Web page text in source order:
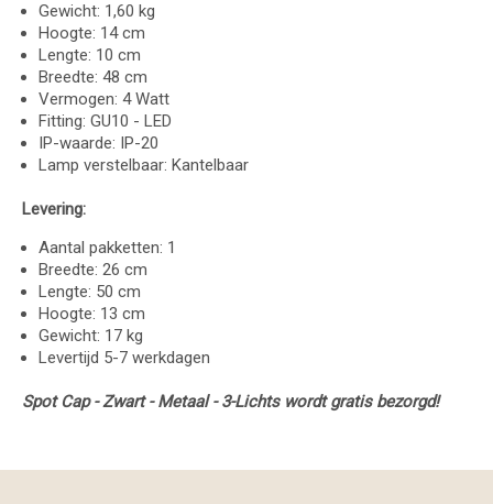
Gewicht: 1,60 kg
Hoogte: 14 cm
Lengte: 10 cm
Breedte: 48 cm
Vermogen: 4 Watt
Fitting: GU10 - LED
IP-waarde: IP-20
Lamp verstelbaar: Kantelbaar
Levering:
Aantal pakketten: 1
Breedte: 26 cm
Lengte: 50 cm
Hoogte: 13 cm
Gewicht: 17 kg
Levertijd 5-7 werkdagen
Spot Cap - Zwart - Metaal - 3-Lichts wordt gratis bezorgd!